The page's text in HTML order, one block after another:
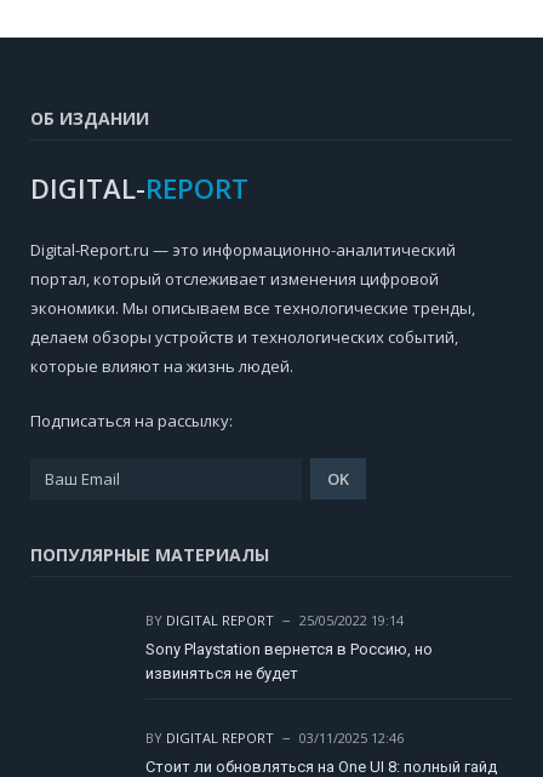
ОБ ИЗДАНИИ
DIGITAL-REPORT
Digital-Report.ru — это информационно-аналитический
портал, который отслеживает изменения цифровой
экономики. Мы описываем все технологические тренды,
делаем обзоры устройств и технологических событий,
которые влияют на жизнь людей.
Подписаться на рассылку:
ПОПУЛЯРНЫЕ МАТЕРИАЛЫ
BY DIGITAL REPORT
25/05/2022 19:14
Sony Playstation вернется в Россию, но
извиняться не будет
BY DIGITAL REPORT
03/11/2025 12:46
Стоит ли обновляться на One UI 8: полный гайд